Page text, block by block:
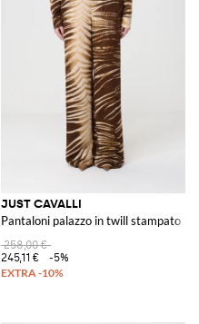
JUST CAVALLI
Pantaloni palazzo in twill stampato
258,00 €
245,11 €
-5%